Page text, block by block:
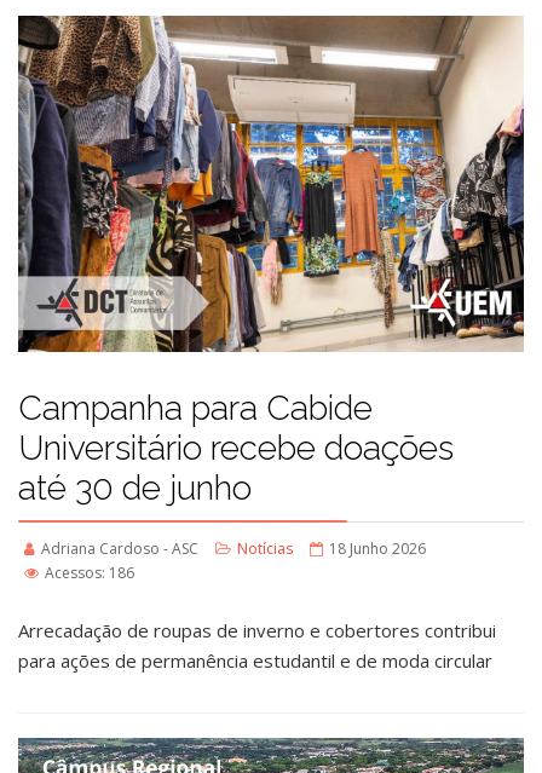
Campanha para Cabide
Universitário recebe doações
até 30 de junho
Adriana Cardoso - ASC Notícias
18 Junho 2026
Acessos: 186
Arrecadação de roupas de inverno e cobertores contribui
para ações de permanência estudantil e de moda circular